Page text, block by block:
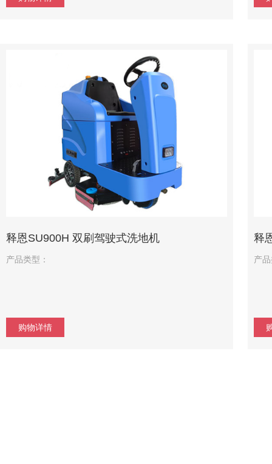
释恩SU900H 双刷驾驶式洗地机
产品类型：
购物详情
释
产